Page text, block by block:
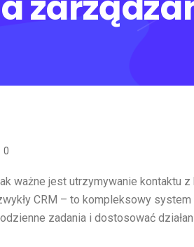
0
ważne jest utrzymywanie kontaktu
CRM – to kompleksowy
zadania i dostosować